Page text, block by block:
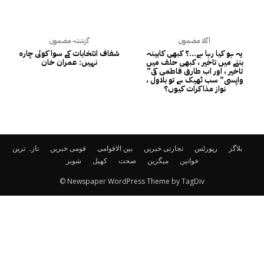
گزشتہ مضمون
شفاف انتخابات کے سوا کوئی چارہ
نہیں: عمران خان
اگلا مضمون
یہ ہو کیا رہا ہے…؟ کبھی کابینہ
بننے میں تاخیر ، کبھی حلف میں
تاخیر ، اور اب طارق فاطمی کی”
واپسی” سب ٹھیک ہے تو بلاول ،
نواز مذاکرات کیوں‌؟
تازہ ترین قومی خبریں بین الاقوامی تجارتی خبریں رپورٹس
بلاگز
شوبز
کھیل صحت میگزین خواتین
© Newspaper WordPress Theme by TagDiv